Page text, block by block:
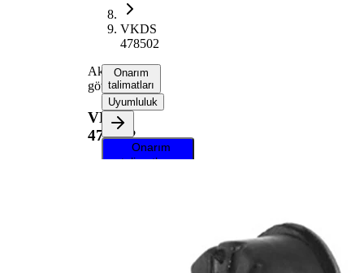
VKDS
478502
Aks
gövdesi
VKDS
478502
Onarım
talimatları
Uyumluluk
Onarım
talimatlarını